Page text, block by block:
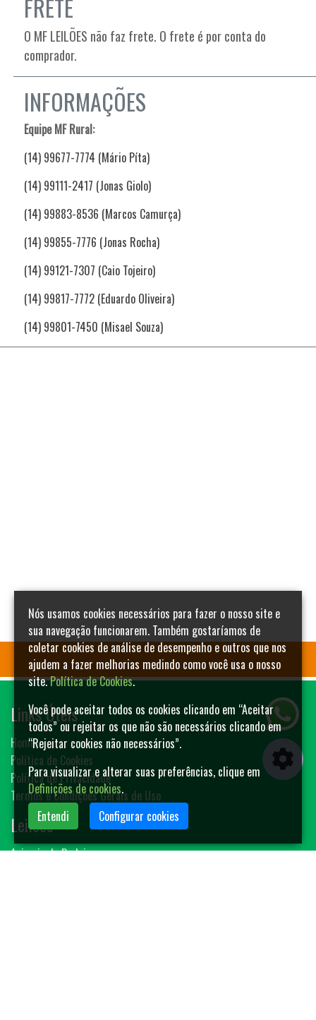
FRETE
O MF LEILÕES não faz frete. O frete é por conta do
comprador.
INFORMAÇÕES
Equipe MF Rural:
(14) 99677-7774 (Mário Píta)
(14) 99111-2417 (Jonas Giolo)
(14) 99883-8536 (Marcos Camurça)
(14) 99855-7776 (Jonas Rocha)
(14) 99121-7307 (Caio Tojeiro)
(14) 99817-7772 (Eduardo Oliveira)
(14) 99801-7450 (Misael Souza)
Links Úteis
Home
Política de Cookies
Política de Privacidade
Termos e Condições Gerais de Uso
Leilões
Animais de Rodeio
Nós usamos cookies necessários para fazer o nosso site e
sua navegação funcionarem. Também gostaríamos de
coletar cookies de análise de desempenho e outros que nos
ajudem a fazer melhorias medindo como você usa o nosso
site.Política de Cookies.
Você pode aceitar todos os cookies clicando em “Aceitar
todos” ou rejeitar os que não são necessários clicando em
“Rejeitar cookies não necessários”.
Para visualizar e alterar suas preferências, clique em
Definições de cookies.
Entendi
Configurar cookies